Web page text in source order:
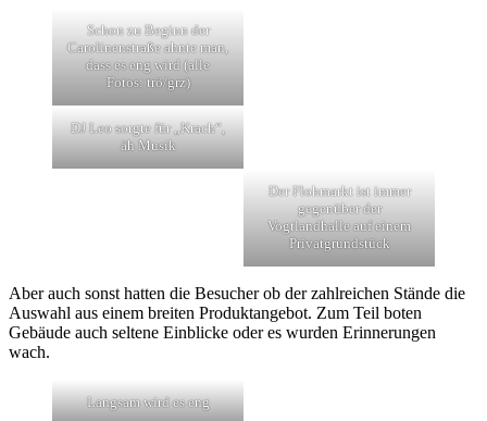
Schon zu Beginn der
Carolinenstraße ahnte man,
dass es eng wird (alle
Fotos: trö/grz)
DJ Leo sorgte für „Krach“,
äh Musik
Der Flohmarkt ist immer
gegenüber der
Vogtlandhalle auf einem
Privatgrundstück
Aber auch sonst hatten die Besucher ob der zahlreichen Stände die
Auswahl aus einem breiten Produktangebot. Zum Teil boten
Gebäude auch seltene Einblicke oder es wurden Erinnerungen
wach.
Langsam wird es eng